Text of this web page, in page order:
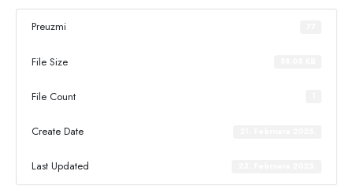
Preuzmi
File Size
File Count
Create Date
Last Updated